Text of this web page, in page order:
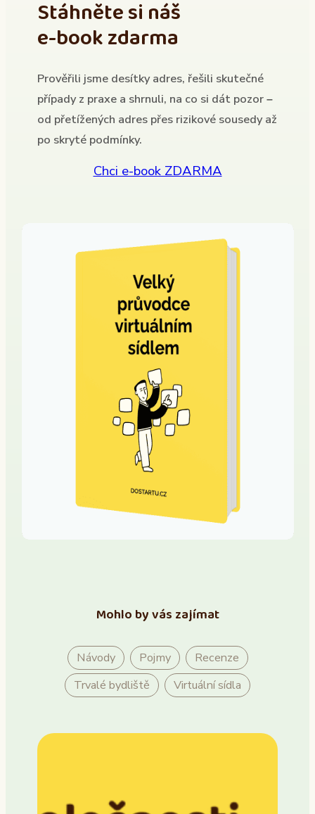
Stáhněte si náš
e-book zdarma
Prověřili jsme desítky adres, řešili skutečné
případy z praxe a shrnuli, na co si dát pozor –
od přetížených adres přes rizikové sousedy až
po skryté podmínky.
Chci e-book ZDARMA
Mohlo by vás zajímat
Návody Pojmy
Recenze
Trvalé bydliště
Virtuální sídla